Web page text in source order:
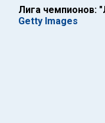
Лига чемпионов:
Getty Images